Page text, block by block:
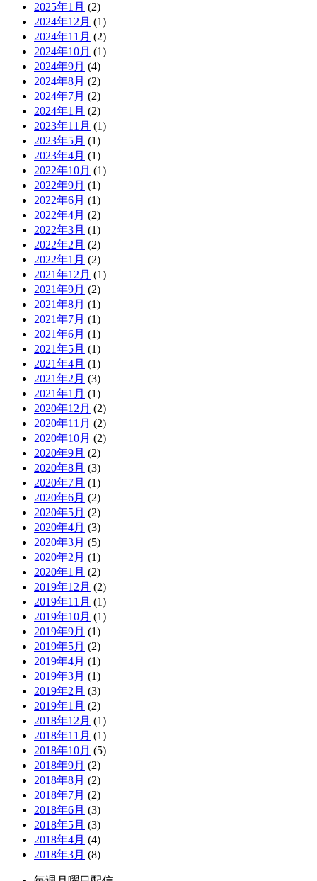
2025年1月 (2)
2024年12月 (1)
2024年11月 (2)
2024年10月 (1)
2024年9月 (4)
2024年8月 (2)
2024年7月 (2)
2024年1月 (2)
2023年11月 (1)
2023年5月 (1)
2023年4月 (1)
2022年10月 (1)
2022年9月 (1)
2022年6月 (1)
2022年4月 (2)
2022年3月 (1)
2022年2月 (2)
2022年1月 (2)
2021年12月 (1)
2021年9月 (2)
2021年8月 (1)
2021年7月 (1)
2021年6月 (1)
2021年5月 (1)
2021年4月 (1)
2021年2月 (3)
2021年1月 (1)
2020年12月 (2)
2020年11月 (2)
2020年10月 (2)
2020年9月 (2)
2020年8月 (3)
2020年7月 (1)
2020年6月 (2)
2020年5月 (2)
2020年4月 (3)
2020年3月 (5)
2020年2月 (1)
2020年1月 (2)
2019年12月 (2)
2019年11月 (1)
2019年10月 (1)
2019年9月 (1)
2019年5月 (2)
2019年4月 (1)
2019年3月 (1)
2019年2月 (3)
2019年1月 (2)
2018年12月 (1)
2018年11月 (1)
2018年10月 (5)
2018年9月 (2)
2018年8月 (2)
2018年7月 (2)
2018年6月 (3)
2018年5月 (3)
2018年4月 (4)
2018年3月 (8)